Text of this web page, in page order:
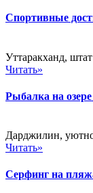
Спортивные
Уттаракханд,
Читать»
Рыбалка на
Дарджилин,
Читать»
Серфинг на